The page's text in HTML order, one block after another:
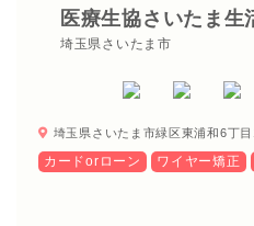
医療生協さいたま
埼玉県さいたま市
埼玉県さいたま市緑区東浦和6丁目
カードorローン ワイヤー矯正